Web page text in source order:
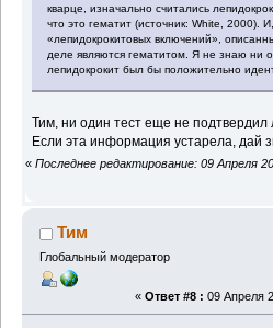
кварце, изначально считались
что это гематит (источник: White, 2000).
«лепидокрокитовых включений»,
деле являются гематитом. Я не знаю ни
лепидокрокит был бы положительно
Тим, ни один тест еще не подтвердил
Если эта информация устарела, дай
« Последнее редактирование: 09 Апреля
Тим
Глобальный модератор
« Ответ #8 : 09 Апреля